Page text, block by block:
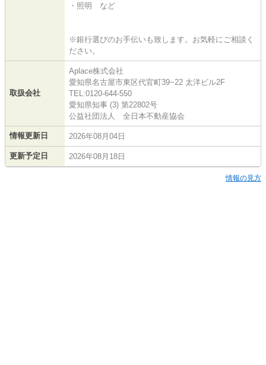
・照明 など
※銀行選びのお手伝いも致します。お気軽にご相談く
ださい。
取扱会社
Aplace株式会社
愛知県名古屋市東区代官町39−22 太洋ビル2F
TEL:0120-644-550
愛知県知事 (3) 第22802号
公益社団法人 全日本不動産協会
情報更新日 2026年08月04日
更新予定日 2026年08月18日
情報の見方